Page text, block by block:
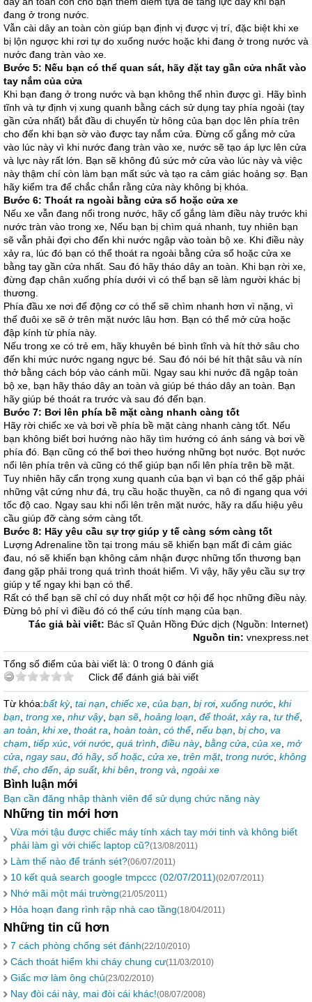
đang ở trong nước.
Vẫn cài dây an toàn còn giúp bạn định vị được vị trí, đặc biệt khi xe
bị lộn ngược khi rơi tự do xuống nước hoặc khi đang ở trong nước và
nước đang tràn vào xe.
Bước 5: Nếu bạn có thể quan sát, hãy đặt tay gần cửa nhất vào
tay nắm của cửa
Khi bạn đang ở trong nước và bạn không thể nhìn được gì. Hãy bình
tĩnh và tự định vị xung quanh bằng cách sử dụng tay phía ngoài (tay
gần cửa nhất) bắt đầu di chuyển từ hông của bạn dọc lên phía trên
cho đến khi bạn sờ vào được tay nắm cửa. Đừng cố gắng mở cửa
vào lúc này vì khi nước đang tràn vào xe, nước sẽ tạo áp lực lên cửa
và lực này rất lớn. Bạn sẽ không đủ sức mở cửa vào lúc này và việc
này thậm chí còn làm bạn mất sức và tạo ra cảm giác hoảng sợ. Bạn
hãy kiểm tra để chắc chắn rằng cửa này không bị khóa.
Bước 6: Thoát ra ngoài bằng cửa sổ hoặc cửa xe
Nếu xe vẫn đang nổi trong nước, hãy cố gắng làm điều này trước khi
nước tràn vào trong xe, Nếu bạn bị chìm quá nhanh, tuy nhiên bạn
sẽ vẫn phải đợi cho đến khi nước ngập vào toàn bộ xe. Khi điều này
xảy ra, lúc đó bạn có thể thoát ra ngoài bằng cửa sổ hoặc cửa xe
bằng tay gần cửa nhất. Sau đó hãy tháo dây an toàn. Khi bạn rời xe,
đừng đạp chân xuống phía dưới vì có thể bạn sẽ làm người khác bị
thương.
Phía đầu xe nơi để động cơ có thể sẽ chìm nhanh hơn vì nặng, vì
thế đuôi xe sẽ ở trên mặt nước lâu hơn. Bạn có thể mở cửa hoặc
đập kính từ phía này.
Nếu trong xe có trẻ em, hãy khuyên bé bình tĩnh và hít thở sâu cho
đến khi mức nước ngang ngực bé. Sau đó nói bé hít thật sâu và nín
thở bằng cách bóp vào cánh mũi. Ngay sau khi nước đã ngập toàn
bộ xe, bạn hãy tháo dây an toàn và giúp bé tháo dây an toàn. Bạn
hãy giúp bé thoát ra trước và sau đó đến bạn.
Bước 7: Bơi lên phía bề mặt càng nhanh càng tốt
Hãy rời chiếc xe và bơi về phía bề mặt càng nhanh càng tốt. Nếu
bạn không biết bơi hướng nào hãy tìm hướng có ánh sáng và bơi về
phía đó. Bạn cũng có thể bơi theo hướng những bọt nước. Bọt nước
nổi lên phía trên và cũng có thể giúp bạn nổi lên phía trên bề mặt.
Tuy nhiên hãy cẩn trọng xung quanh của bạn vì bạn có thể gặp phải
những vật cứng như đá, trụ cầu hoặc thuyền, ca nô đi ngang qua với
tốc độ cao. Ngay sau khi nổi lên trên mặt nước, hãy ra dấu hiệu yêu
cầu giúp đỡ càng sớm càng tốt.
Bước 8: Hãy yêu cầu sự trợ giúp y tế càng sớm càng tốt
Lượng Adrenaline tồn tại trong máu sẽ khiến bạn mất đi cảm giác
đau, nó sẽ khiến bạn không cảm nhận được những tổn thương bạn
đang gặp phải trong quá trình thoát hiểm. Vì vậy, hãy yêu cầu sự trợ
giúp y tế ngay khi bạn có thể.
Rất có thể bạn sẽ chỉ có duy nhất một cơ hội để học những điều này.
Đừng bỏ phí vì điều đó có thể cứu tính mạng của bạn.
Tác giả bài viết: Bác sĩ Quản Hồng Đức dịch (Nguồn: Internet)
Nguồn tin: vnexpress.net
Tổng số điểm của bài viết là: 0 trong 0 đánh giá
Click để đánh giá bài viết
Từ khóa:bất kỳ, tai nạn chiếc xe của bạn bị rơi, xuống nước khi
bạn trong xe như vậy, bạn sẽ hoảng loạn để thoát, xảy ra tư thế,
an toàn khi xe thoát ra hoàn toàn có thể, nếu bạn bị cho va
chạm tiếp xúc với nước quá trình điều này, bằng cửa của xe mở
cửa ngay sau đó hãy, sổ hoặc cửa xe trên mặt, trong nước không
thể, cho đến áp suất, khi bên trong và ngoài xe
Bình luận mới
Bạn cần đăng nhập thành viên để sử dụng chức năng này
Những tin mới hơn
Vừa mới tậu được chiếc máy tính xách tay mới tinh và không biết
phải làm gì với chiếc laptop cũ?(13/08/2011)
Làm thế nào để tránh sét?(06/07/2011)
10 kết quả search google tmpccc (02/07/2011)(02/07/2011)
Nhớ mãi một mái trường(21/05/2011)
Hỏa hoạn đang rình rập nhà cao tầng(18/04/2011)
Những tin cũ hơn
7 cách phòng chống sét đánh(22/10/2010)
Cách thoát hiểm khi cháy chung cư(11/03/2010)
Giấc mơ làm ông chủ(23/02/2010)
Nay đòi cái này, mai đòi cái khác!(08/07/2008)